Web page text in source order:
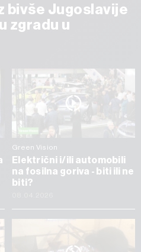
bivše Jugoslavije
zgradu u
Green Vision
Električni i/ili automobili
na fosilna goriva - biti ili ne
biti?